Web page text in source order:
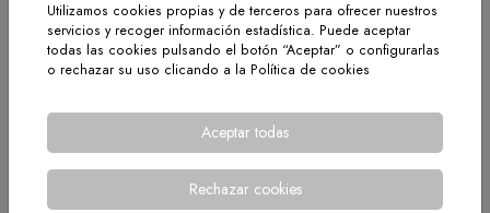
máxima adherencia para adaptarse a los bordes de los
recipientes, y conservando los alimentos correctamente.
Imprescindible para la cocina y el embalaje alimentario.
Presentación: Caja de tres rollos.
Utilizamos cookies propias y de terceros para ofrecer nuestros
servicios y recoger información estadística. Puede aceptar
todas las cookies pulsando el botón “Aceptar” o configurarlas
o rechazar su uso clicando a la Política de cookies
Aceptar todas
Rechazar cookies